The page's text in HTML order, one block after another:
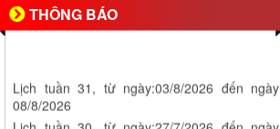
THÔNG BÁO
08/8/2026
Lịch tuần 30, từ ngày:27/7/2026 đến ngày
31/7/2026